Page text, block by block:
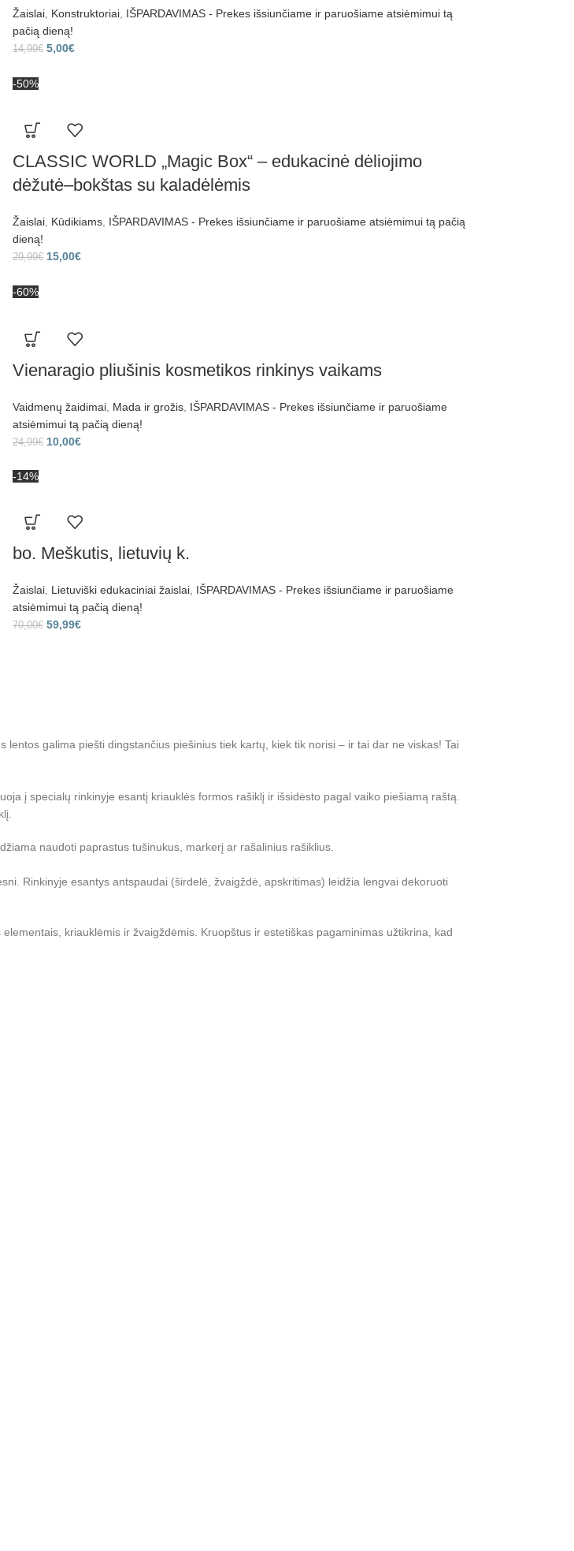
Žaislai Konstruktoriai IŠPARDAVIMAS - Prekes išsiunčiame ir paruošiame atsiėmimui tą
pačią dieną!
14,99€ 5,00€
-50%
CLASSIC WORLD „Magic Box“ – edukacinė dėliojimo
dėžutė–bokštas su kaladėlėmis
Žaislai Kūdikiams IŠPARDAVIMAS - Prekes išsiunčiame ir paruošiame atsiėmimui tą pačią
dieną!
29,99€ 15,00€
-60%
Vienaragio pliušinis kosmetikos rinkinys vaikams
Vaidmenų žaidimai Mada ir grožis IŠPARDAVIMAS - Prekes išsiunčiame ir paruošiame
atsiėmimui tą pačią dieną!
24,99€ 10,00€
-14%
bo. Meškutis, lietuvių k.
Žaislai Lietuviški edukaciniai žaislai IŠPARDAVIMAS - Prekes išsiunčiame ir paruošiame
atsiėmimui tą pačią dieną!
70,00€ 59,99€
galima piešti dingstančius piešinius tiek kartų, kiek tik norisi – ir tai dar ne viskas! Tai
į specialų rinkinyje esantį kriauklės formos rašiklį ir išsidėsto pagal vaiko piešiamą raštą.
naudoti paprastus tušinukus, markerį ar rašalinius rašiklius.
Rinkinyje esantys antspaudai (širdelė, žvaigždė, apskritimas) leidžia lengvai dekoruoti
kriauklėmis ir žvaigždėmis. Kruopštus ir estetiškas pagaminimas užtikrina, kad